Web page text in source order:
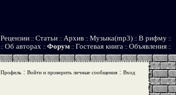
Рецензии :: Статьи :: Архив :: Музыка(mp3) :: В рифму ::
:: Об авторах :: Форум :: Гостевая книга :: Объявления ::
Профиль: Войти и проверить личные сообщения: Вход